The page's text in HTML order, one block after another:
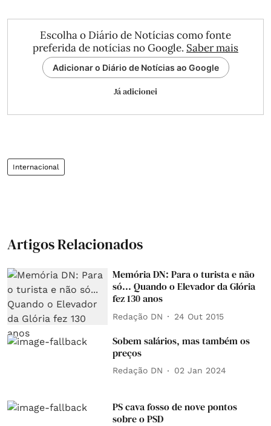
Escolha o Diário de Notícias como fonte
preferida de notícias no Google. Saber mais
Adicionar o Diário de Notícias ao Google
Já adicionei
Internacional
Artigos Relacionados
Memória DN: Para o turista e não
só... Quando o Elevador da Glória
fez 130 anos
Redação DN 24 Out 2015
Sobem salários, mas também os
preços
Redação DN 02 Jan 2024
PS cava fosso de nove pontos
sobre o PSD